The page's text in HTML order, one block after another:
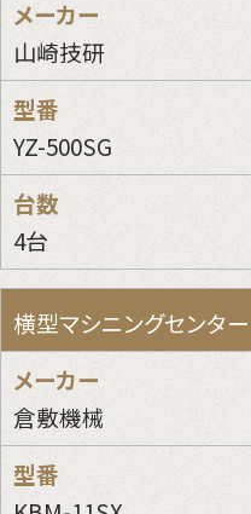
山崎技研
YZ-500SG
4台
横型マシニングセンター
倉敷機械